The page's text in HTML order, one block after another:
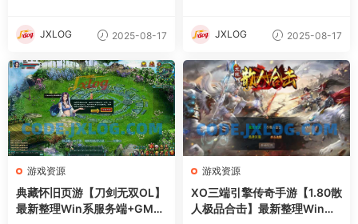
JXLOG 2025-08-17 JXLOG 2025-08-17
游戏资源
典藏怀旧页游【刀剑无双OL】
最新整理Win系服务端+GM工
游戏资源
XO三端引擎传奇手游【1.80散
人极品合击】最新整理Win系